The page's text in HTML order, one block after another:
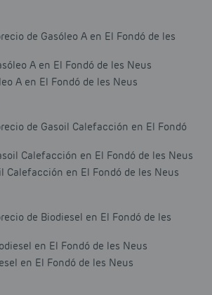
de Gasóleo A en El Fondó de les
A en El Fondó de les Neus
A en El Fondó de les Neus
de Gasoil Calefacción en El Fondó
Calefacción en El Fondó de les Neus
Calefacción en El Fondó de les Neus
de Biodiesel en El Fondó de les
en El Fondó de les Neus
en El Fondó de les Neus